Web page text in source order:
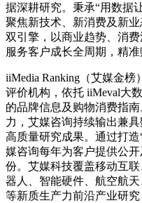
据深耕研究。秉承“用数据
聚焦新技术、新消费及新
双引擎，以商业趋势、消
服务客户成长全周期，精
iiMedia Ranking（艾媒金
评价机构，依托 iiMeval大
的品牌信息及购物消费指
力，艾媒咨询持续输出兼
高质量研究成果。通过打
媒咨询每年为客户提供公
份。艾媒科技覆盖移动互
器人、智能硬件、航空航
等新质生产力前沿产业研